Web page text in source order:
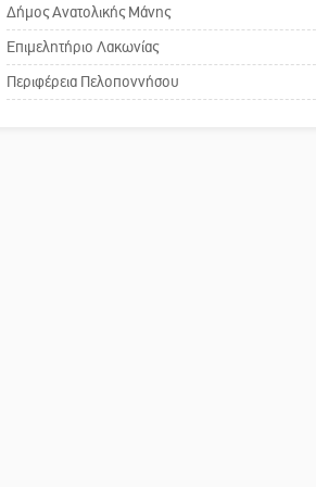
Φως σε μπαράζ διαρρήξεων
στον Δ. Ευρώτα
Πού βρίσκεται το ιστορικό
κέντρο της Σπάρτης;
Δήμος Ανατολικής Μάνης
Επιμελητήριο Λακωνίας
Περιφέρεια Πελοποννήσου